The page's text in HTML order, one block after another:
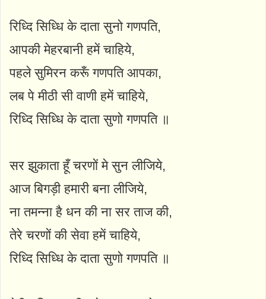
रिध्दि सिध्धि के दाता सुनो गणपति,
आपकी मेहरबानी हमें चाहिये,
पहले सुमिरन करूँ गणपति आपका,
लब पे मीठी सी वाणी हमें चाहिये,
रिध्दि सिध्धि के दाता सुणो गणपति ॥
सर झुकाता हूँ चरणों मे सुन लीजिये,
आज बिगड़ी हमारी बना लीजिये,
ना तमन्ना है धन की ना सर ताज की,
तेरे चरणों की सेवा हमें चाहिये,
रिध्दि सिध्धि के दाता सुणो गणपति ॥